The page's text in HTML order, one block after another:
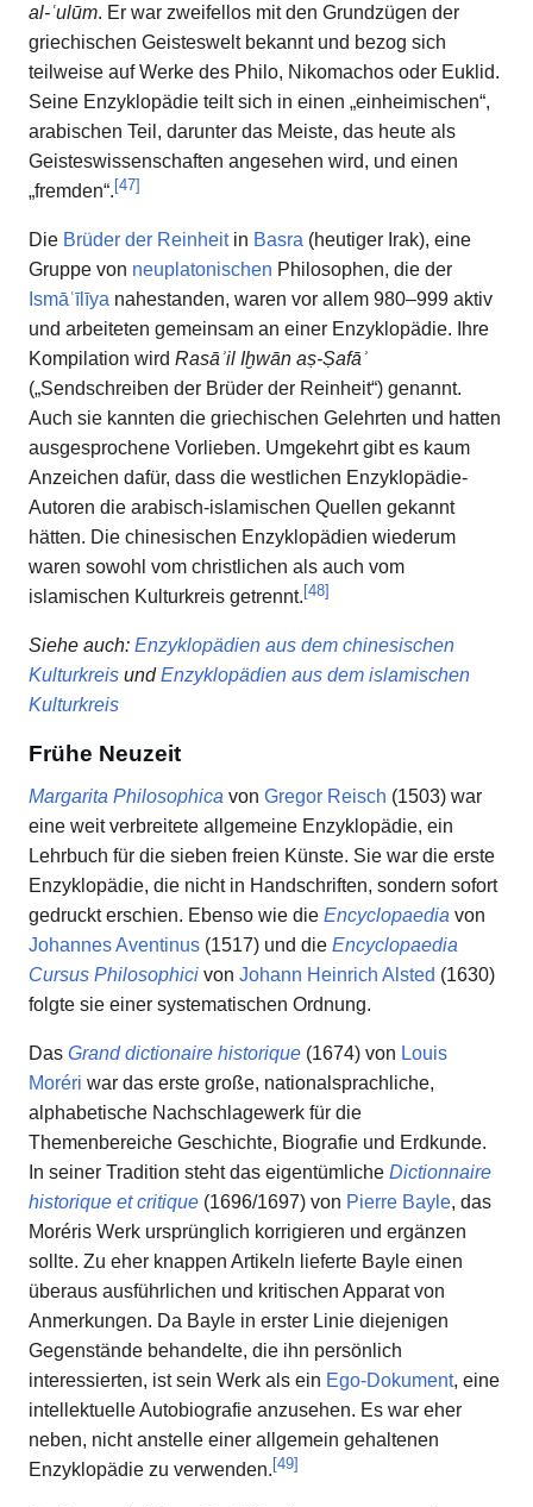
al-ʿulūm. Er war zweifellos mit den Grundzügen der
griechischen Geisteswelt bekannt und bezog sich
teilweise auf Werke des Philo, Nikomachos oder Euklid.
Seine Enzyklopädie teilt sich in einen „einheimischen“,
arabischen Teil, darunter das Meiste, das heute als
Geisteswissenschaften angesehen wird, und einen
„fremden“.[47]
Die Brüder der Reinheitin Basra (heutiger Irak), eine
Gruppe von neuplatonischen Philosophen, die der
Ismāʿīlīya nahestanden, waren vor allem 980–999 aktiv
und arbeiteten gemeinsam an einer Enzyklopädie. Ihre
Kompilation wird Rasāʾil Iḫwān aṣ-Ṣafāʾ
(„Sendschreiben der Brüder der Reinheit“) genannt.
Auch sie kannten die griechischen Gelehrten und hatten
ausgesprochene Vorlieben. Umgekehrt gibt es kaum
Anzeichen dafür, dass die westlichen Enzyklopädie-
Autoren die arabisch-islamischen Quellen gekannt
hätten. Die chinesischen Enzyklopädien wiederum
waren sowohl vom christlichen als auch vom
islamischen Kulturkreis getrennt.[48]
Siehe auch: Enzyklopädien aus dem chinesischen
Kulturkreis undEnzyklopädien aus dem islamischen
Kulturkreis
Frühe Neuzeit
Margarita Philosophica von Gregor Reisch (1503) war
eine weit verbreitete allgemeine Enzyklopädie, ein
Lehrbuch für die sieben freien Künste. Sie war die erste
Enzyklopädie, die nicht in Handschriften, sondern sofort
gedruckt erschien. Ebenso wie die Encyclopaedia von
Johannes Aventinus (1517) und die Encyclopaedia
Cursus Philosophici von Johann Heinrich Alsted (1630)
folgte sie einer systematischen Ordnung.
Das Grand dictionaire historique (1674) von Louis
Moréri war das erste große, nationalsprachliche,
alphabetische Nachschlagewerk für die
Themenbereiche Geschichte, Biografie und Erdkunde.
In seiner Tradition steht das eigentümliche Dictionnaire
historique et critique (1696/1697) von Pierre Bayle, das
Moréris Werk ursprünglich korrigieren und ergänzen
sollte. Zu eher knappen Artikeln lieferte Bayle einen
überaus ausführlichen und kritischen Apparat von
Anmerkungen. Da Bayle in erster Linie diejenigen
Gegenstände behandelte, die ihn persönlich
interessierten, ist sein Werk als ein Ego-Dokument, eine
intellektuelle Autobiografie anzusehen. Es war eher
neben, nicht anstelle einer allgemein gehaltenen
Enzyklopädie zu verwenden. [49]